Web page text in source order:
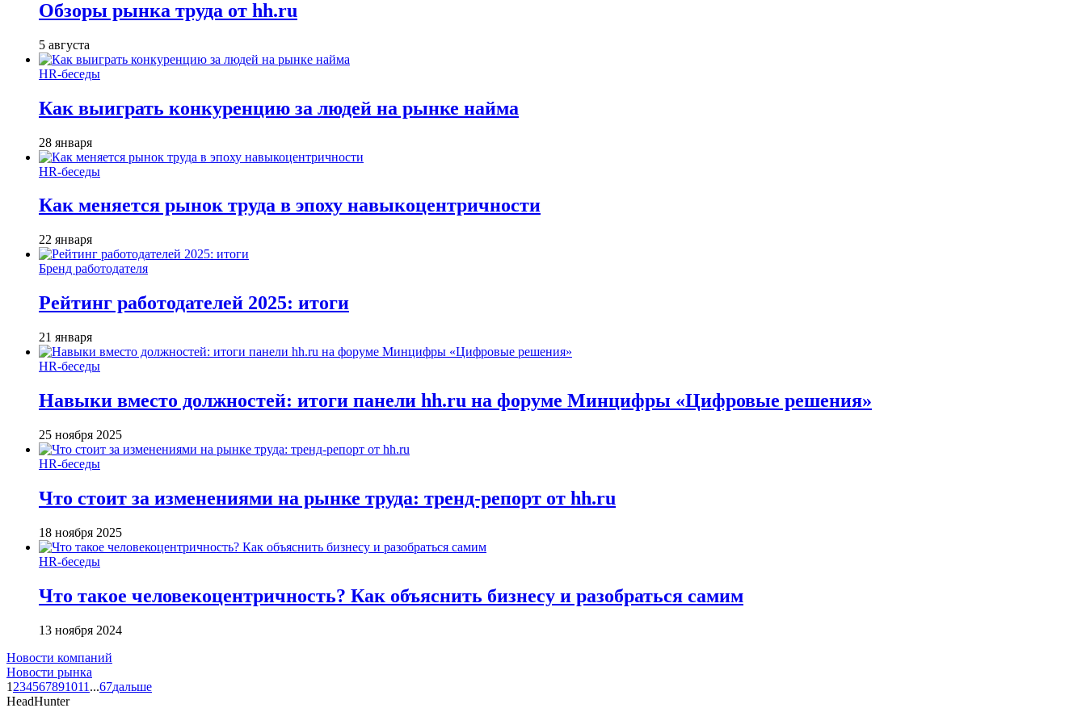
Обзоры рынка труда от hh.ru
5 августа
HR-беседы
Как выиграть конкуренцию за людей на рынке найма
28 января
HR-беседы
Как меняется рынок труда в эпоху навыкоцентричности
22 января
Бренд работодателя
Рейтинг работодателей 2025: итоги
21 января
HR-беседы
Навыки вместо должностей: итоги панели hh.ru на форуме Минцифры «Цифровые решения»
25 ноября 2025
HR-беседы
Что стоит за изменениями на рынке труда: тренд-репорт от hh.ru
18 ноября 2025
HR-беседы
Что такое человеко­центричность? Как объяснить бизнесу и разобраться самим
13 ноября 2024
Новости компаний
Новости рынка
1 234567891011 ...67дальше
HeadHunter